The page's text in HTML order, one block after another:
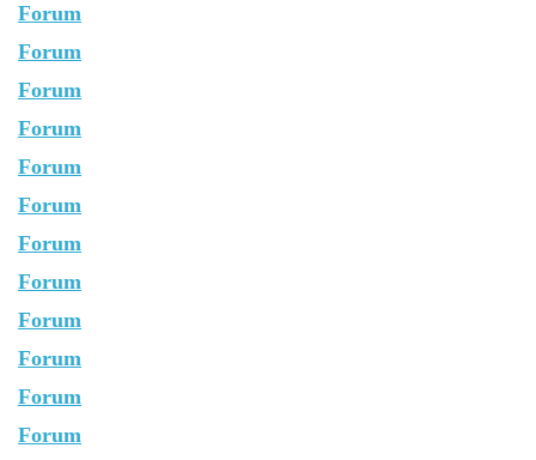
Forum
Forum
Forum
Forum
Forum
Forum
Forum
Forum
Forum
Forum
Forum
Forum